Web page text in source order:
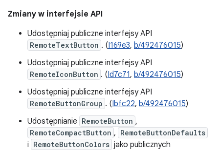
Zmiany w interfejsie API
Udostępniaj publiczne interfejsy API
RemoteTextButton . (I169e3, b/492476015)
Udostępniaj publiczne interfejsy API
RemoteIconButton . (Id7c71, b/492476015)
Udostępniaj publiczne interfejsy API
RemoteButtonGroup . (Ibfc22, b/492476015)
Udostępnianie RemoteButton ,
RemoteCompactButton , RemoteButtonDefaults
i RemoteButtonColors jako publicznych